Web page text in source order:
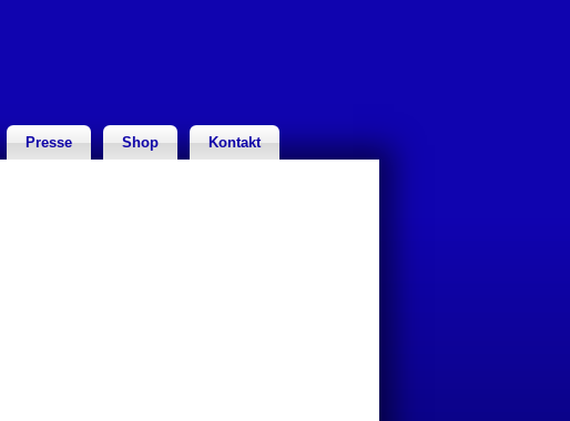
Presse Shop Kontakt